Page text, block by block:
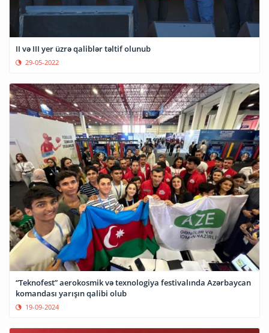
II və III yer üzrə qaliblər təltif olunub
29-05-2022
“Teknofest” aerokosmik və texnologiya festivalında Azərbaycan
komandası yarışın qalibi olub
19-09-2024